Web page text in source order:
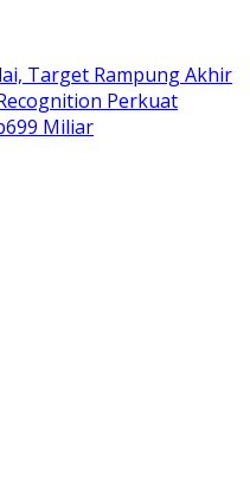
Target Rampung Akhir
Perkuat
Miliar